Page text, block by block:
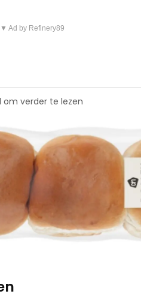
▼ Ad by Refinery89
om verder te lezen